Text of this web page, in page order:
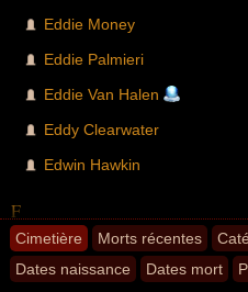
Cimetière Morts récentes
Dates naissance
Dates mort
Eddie Money
Eddie Palmieri
Eddie Van Halen
Eddy Clearwater
Edwin Hawkin
F
Fatman Scoop